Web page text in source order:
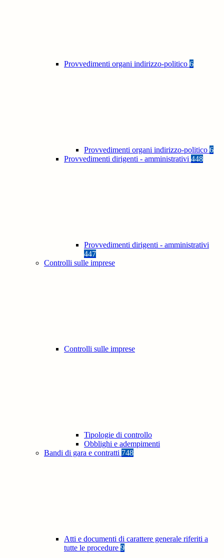
Provvedimenti organi indirizzo-politico 6
Provvedimenti organi indirizzo-politico 6
Provvedimenti dirigenti - amministrativi 448
Provvedimenti dirigenti - amministrativi
447
Controlli sulle imprese
Controlli sulle imprese
Tipologie di controllo
Obblighi e adempimenti
Bandi di gara e contratti 748
Atti e documenti di carattere generale riferiti a
tutte le procedure 9